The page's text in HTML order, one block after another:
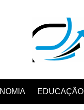
EDUCAÇÃO